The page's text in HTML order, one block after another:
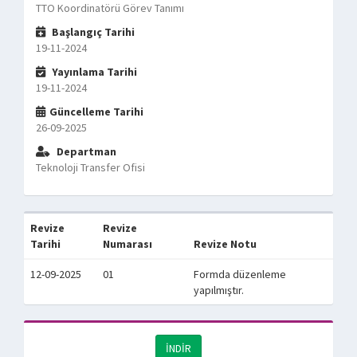
TTO Koordinatörü Görev Tanımı
Başlangıç Tarihi
19-11-2024
Yayınlama Tarihi
19-11-2024
Güncelleme Tarihi
26-09-2025
Departman
Teknoloji Transfer Ofisi
Revize
Tarihi
Revize
Numarası
Revize Notu
12-09-2025 01
Formda düzenleme
yapılmıştır.
İNDİR